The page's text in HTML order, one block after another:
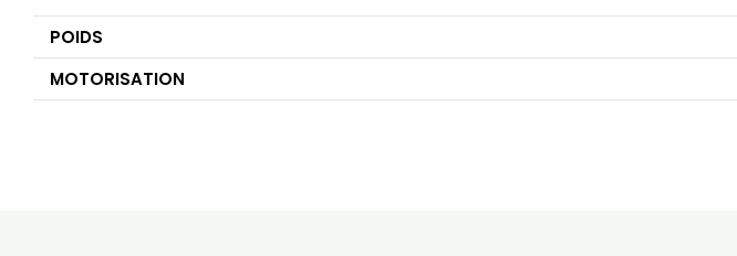
POIDS
MOTORISATION